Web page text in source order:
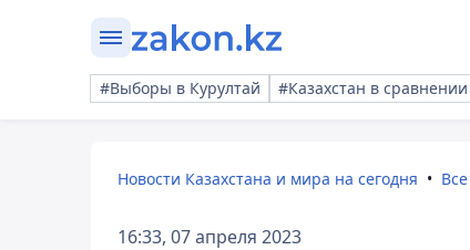
#Выборы в Курултай #Казахстан в сравнении
Новости Казахстана и мира на сегодня
16:33, 07 апреля 2023